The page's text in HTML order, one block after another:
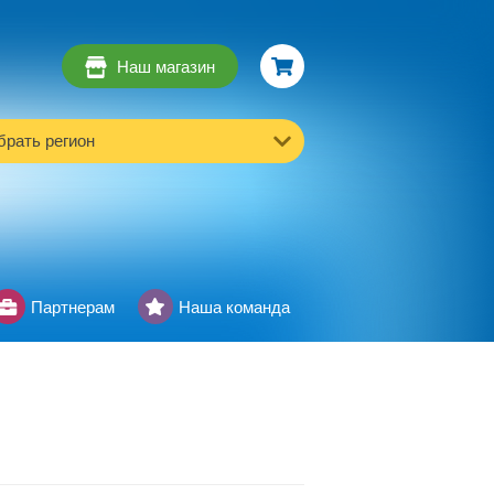
Наш магазин
регион
Партнерам Наша команда